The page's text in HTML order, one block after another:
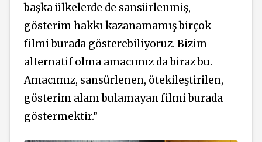
başka ülkelerde de sansürlenmiş,
gösterim hakkı kazanamamış birçok
filmi burada gösterebiliyoruz. Bizim
alternatif olma amacımız da biraz bu.
Amacımız, sansürlenen, ötekileştirilen,
gösterim alanı bulamayan filmi burada
göstermektir.”